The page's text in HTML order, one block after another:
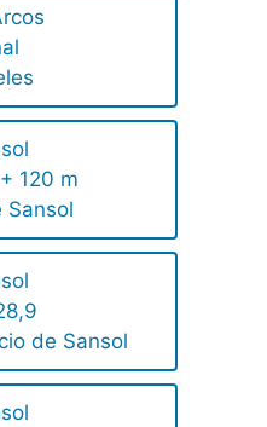
120 m
Sansol
de Sansol